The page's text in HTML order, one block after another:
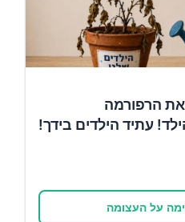
את הרפורמה
עתיד הילדים בידך!
על העצומה